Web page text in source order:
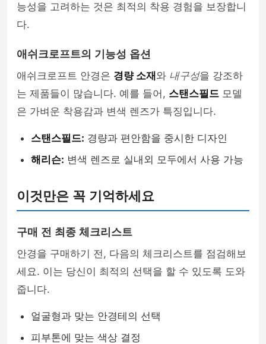
능성을 고려하는 것은 최적의 착용 경험을 보장합니
다.
애쉬크로프트의 기능성 옵션
애쉬크로프트 안경은 경량 소재 와 내구성을 강조하
는 제품들이 많습니다. 예를 들어, 스탠스필드 모델
은 가벼운 착용감과 변색 렌즈가 특징입니다.
스탠스필드: 경량과 편안함을 중시한 디자인
해리슨: 변색 렌즈로 실내외 모두에서 사용 가능
이것만은 꼭 기억하세요
구매 전 최종 체크리스트
안경을 구매하기 전, 다음의 체크리스트를 점검해보
세요. 이는 당신이 최적의 선택을 할 수 있도록 도와
줍니다.
얼굴형과 맞는 안경테의 선택
피부톤에 맞는 색상 결정